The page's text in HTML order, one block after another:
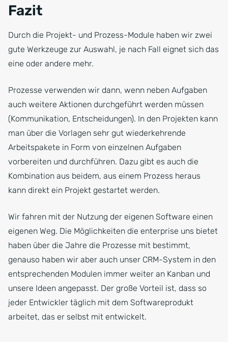
Fazit
Durch die Projekt- und Prozess-Module haben wir zwei
gute Werkzeuge zur Auswahl, je nach Fall eignet sich das
eine oder andere mehr.
Prozesse verwenden wir dann, wenn neben Aufgaben
auch weitere Aktionen durchgeführt werden müssen
(Kommunikation, Entscheidungen). In den Projekten kann
man über die Vorlagen sehr gut wiederkehrende
Arbeitspakete in Form von einzelnen Aufgaben
vorbereiten und durchführen. Dazu gibt es auch die
Kombination aus beidem, aus einem Prozess heraus
kann direkt ein Projekt gestartet werden.
Wir fahren mit der Nutzung der eigenen Software einen
eigenen Weg. Die Möglichkeiten die enterprise uns bietet
haben über die Jahre die Prozesse mit bestimmt,
genauso haben wir aber auch unser CRM-System in den
entsprechenden Modulen immer weiter an Kanban und
unsere Ideen angepasst. Der große Vorteil ist, dass so
jeder Entwickler täglich mit dem Softwareprodukt
arbeitet, das er selbst mit entwickelt.